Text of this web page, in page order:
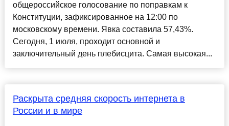
общероссийское голосование по поправкам к
Конституции, зафиксированное на 12:00 по
московскому времени. Явка составила 57,43%.
Сегодня, 1 июля, проходит основной и
заключительный день плебисцита. Самая высокая...
Раскрыта средняя скорость интернета в
России и в мире